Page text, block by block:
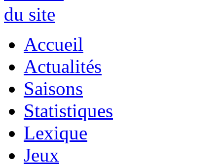
Accueil
Actualités
Saisons
Statistiques
Lexique
Jeux